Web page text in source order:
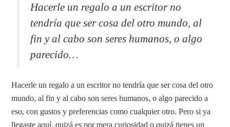
Hacerle un regalo a un escritor no
tendría que ser cosa del otro mundo, al
fin y al cabo son seres humanos, o algo
parecido…
Hacerle un regalo a un escritor no tendría que ser cosa del otro
mundo, al fin y al cabo son seres humanos, o algo parecido a
eso, con gustos y preferencias como cualquier otro. Pero si ya
llegaste aquí, quizá es por mera curiosidad o quizá tienes un